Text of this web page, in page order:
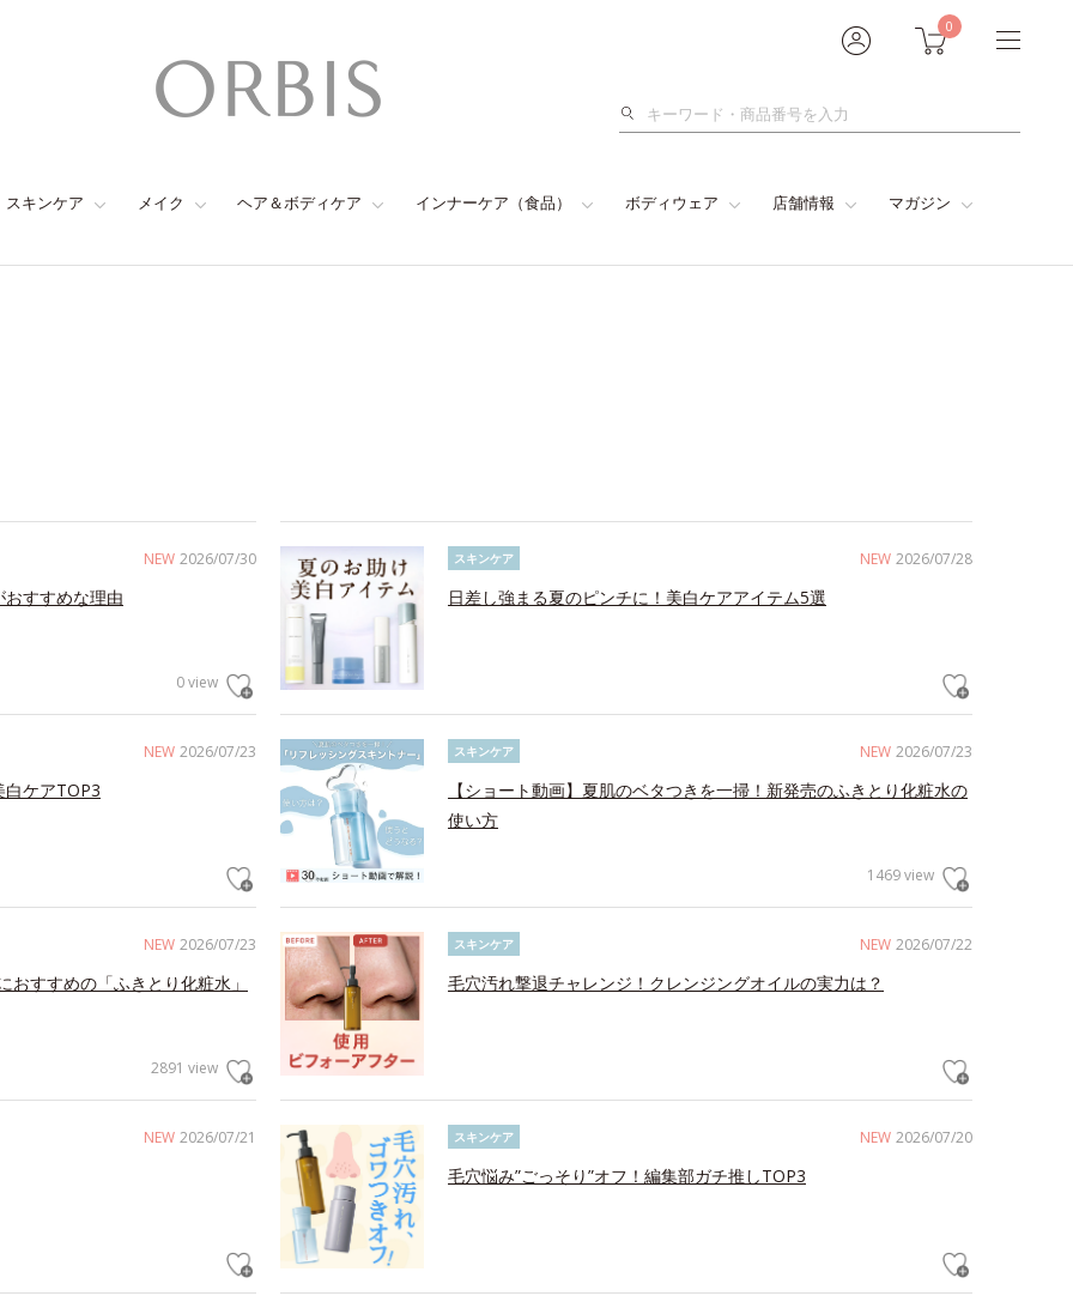
0
検
スキンケア メイク ヘア＆ボディケア インナーケア（食品） ボディウェア 店舗情報 マガジン
NEW 2026/07/30
すすめな理由
0 view
NEW 2026/07/28
スキンケア
日差し強まる夏のピンチに！美白ケアアイテム5選
NEW 2026/07/23
ケアTOP3
NEW 2026/07/23
スキンケア
【ショート動画】夏肌のベタつきを一掃！新発売のふきとり化粧水の
使い方
1469 view
NEW 2026/07/23
すすめの「ふきとり化粧水」
2891 view
NEW 2026/07/22
スキンケア
毛穴汚れ撃退チャレンジ！クレンジングオイルの実力は？
NEW 2026/07/21 NEW 2026/07/20
スキンケア
毛穴悩み”ごっそり”オフ！編集部ガチ推しTOP3